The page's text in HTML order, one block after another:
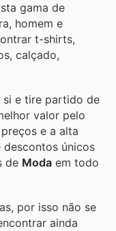
gama de
homem e
t-shirts,
calçado,
si e tire partido de
valor pelo
e a alta
únicos
de Moda em todo
por isso não se
ainda